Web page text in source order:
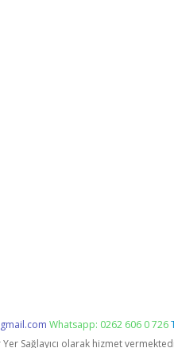
Whatsapp: 0262 606 0 726
Sağlayıcı olarak hizmet